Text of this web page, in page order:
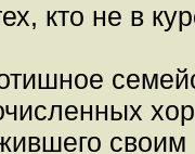
кто не в